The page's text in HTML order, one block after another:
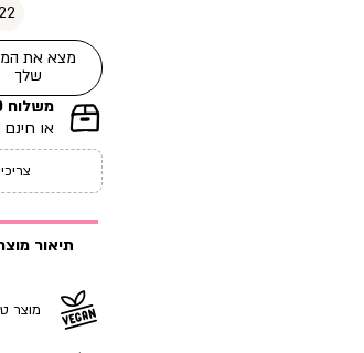
מצא את
שלך
משלוח 12.90 ₪
או חינם
תיאור
מוצר